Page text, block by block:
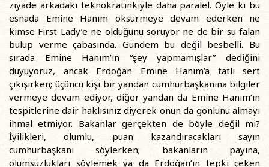
ziyade arkadaki teknokratınkiyle daha paralel. Öyle ki bu
esnada Emine Hanım öksürmeye devam ederken ne
kimse First Lady’e ne olduğunu soruyor ne de bir su falan
bulup verme çabasında. Gündem bu değil besbelli. Bu
sırada Emine Hanım’ın “şey yapmamışlar” dediğini
duyuyoruz, ancak Erdoğan Emine Hanım’a tatlı sert
çıkışırken; üçüncü kişi bir yandan cumhurbaşkanına bilgiler
vermeye devam ediyor, diğer yandan da Emine Hanım’ın
tespitlerine dair haklısınız diyerek onun da gönlünü almayı
ihmal etmiyor. Bakanlar gerçekten de böyle değil mi?
İyilikleri, olumlu, puan kazandıracakları sayın
cumhurbaşkanı söylerken; bakanların payına,
olumsuzlukları söylemek ya da Erdoğan’ın tepki çeken